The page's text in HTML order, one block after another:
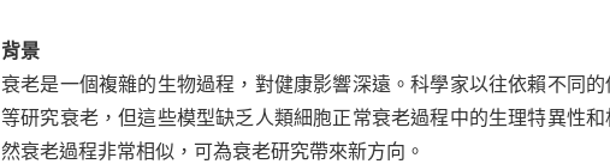
背景
衰老是一個複雜的生物過程，對健康影響深遠。科學家以往依賴不同
等研究衰老，但這些模型缺乏人類細胞正常衰老過程中的生理特異性
然衰老過程非常相似，可為衰老研究帶來新方向。